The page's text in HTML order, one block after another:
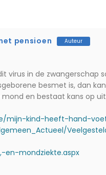
pensioen Auteur
virus in de zwangerschap
besmet is, dan
en bestaat kans op
mijn-kind-heeft-hand-
en-mondziekte.aspx